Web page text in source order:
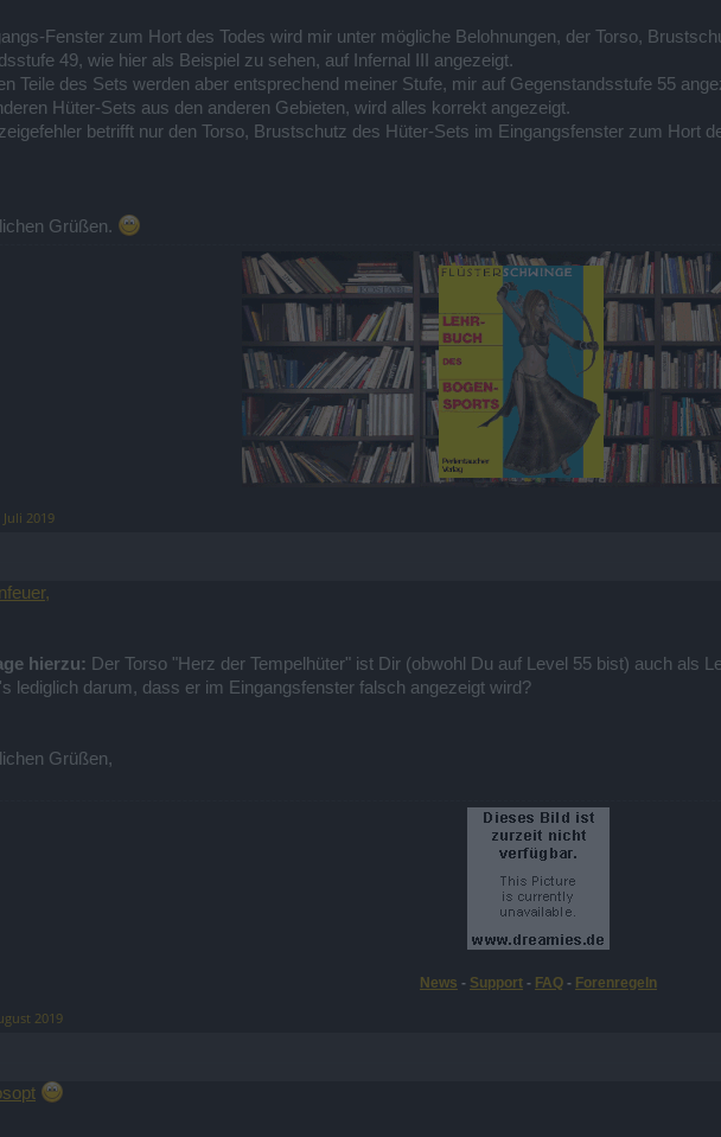
Fenster zum Hort des Todes wird mir unter mögliche Belohnungen, der Torso,
49, wie hier als Beispiel zu sehen, auf Infernal III angezeigt.
Teile des Sets werden aber entsprechend meiner Stufe, mir auf Gegenstandsstufe 55
Hüter-Sets aus den anderen Gebieten, wird alles korrekt angezeigt.
betrifft nur den Torso, Brustschutz des Hüter-Sets im Eingangsfenster zum Hort
Grüßen.
Juli 2019
hierzu: Der Torso "Herz der Tempelhüter" ist Dir (obwohl Du auf Level 55 bist) auch als
lediglich darum, dass er im Eingangsfenster falsch angezeigt wird?
Grüßen,
News - Support - FAQ - Forenregeln
2019